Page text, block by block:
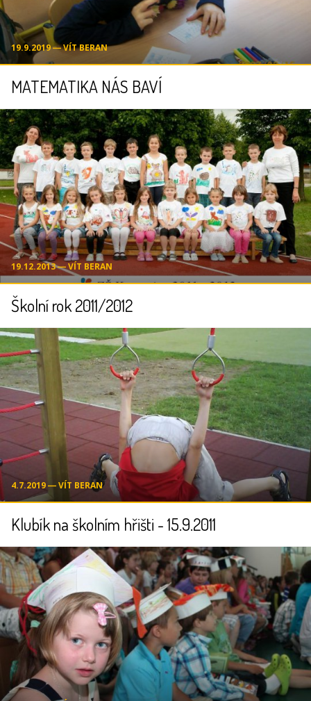
19.9.2019 ― VÍT BERAN
MATEMATIKA NÁS BAVÍ
19.12.2013 ― VÍT BERAN
Školní rok 2011/2012
4.7.2019 ― VÍT BERAN
Klubík na školním hřišti - 15.9.2011